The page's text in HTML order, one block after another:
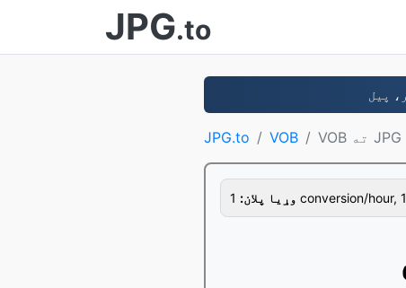
JPG.to
JPG.to VOB VOB ته JPG
وړيا پلان: 1 conversion/